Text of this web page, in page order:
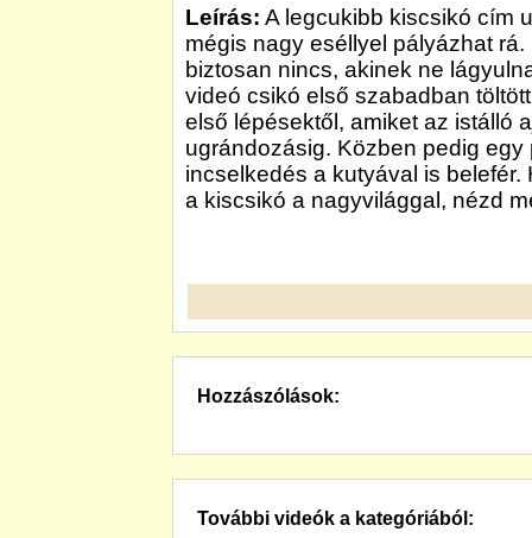
Leírás: A legcukibb kiscsikó cím
mégis nagy eséllyel pályázhat
biztosan nincs, akinek ne
videó csikó első szabadban
első lépésektől, amiket az istálló
ugrándozásig. Közben pedig
incselkedés a kutyával is
a kiscsikó a nagyvilággal, nézd
Hozzászólások:
További videók a kategóriából: